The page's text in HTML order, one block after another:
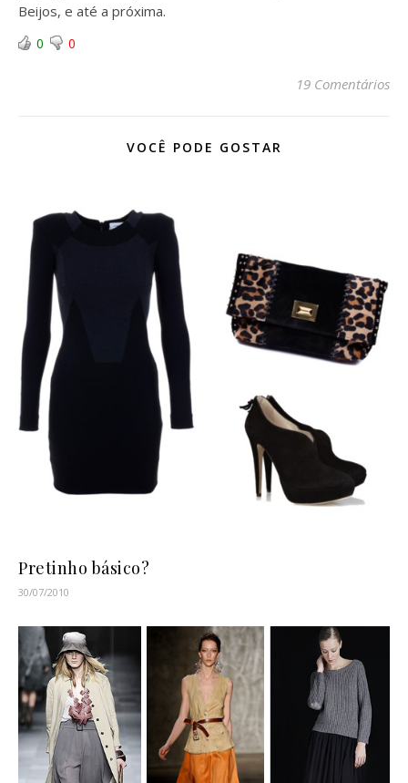
Beijos, e até a próxima.
0 0
19 Comentários
VOCÊ PODE GOSTAR
Pretinho básico?
30/07/2010